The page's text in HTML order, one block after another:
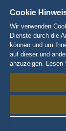
EUROPA-
GAMES
KOLLEKTIONEN
EUROPA-
TALENT
CHARAKTERE
ED
EDDA
Cookie
Wir verwenden
Dienste durch die
können und um
auf dieser und
anzuzeigen. Lesen